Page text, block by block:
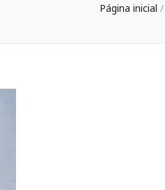
Página inicial /